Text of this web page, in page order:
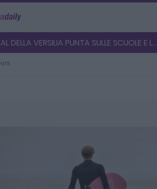
DELLA VERSILIA PUNTA SULLE SCUOLE E L...